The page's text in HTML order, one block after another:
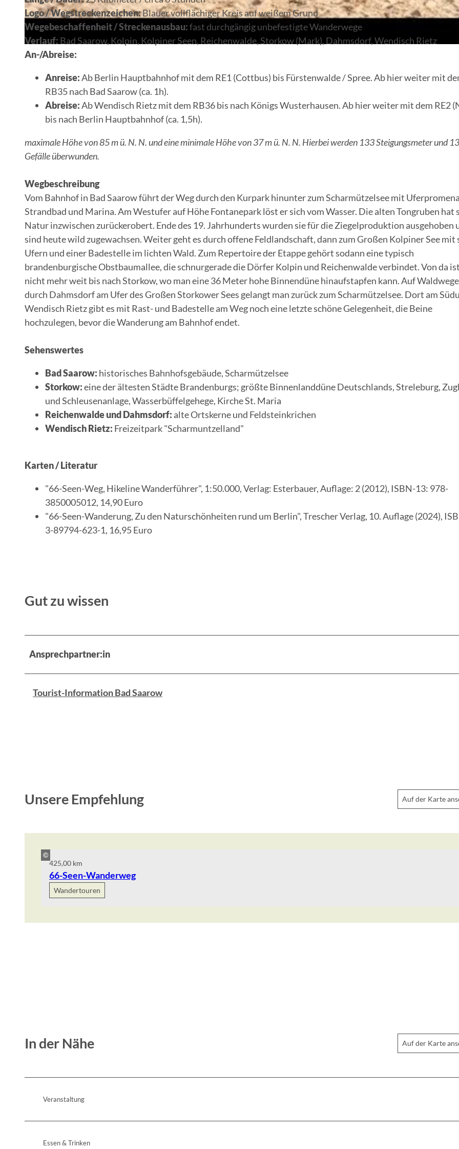
p
i
l
e
n
Logo / Wegstreckenzeichen:Blauer vollflächiger Kreis auf weißem Grund
Wegebeschaffenheit / Streckenausbau:fast durchgängig unbefestigte Wanderwege
Verlauf: Bad Saarow, Kolpin, Kolpiner Seen, Reichenwalde, Storkow (Mark), Dahmsdorf, Wendisch Rietz
An-/Abreise:
Anreise:Ab Berlin Hauptbahnhof mit dem RE1 (Cottbus) bis Fürstenwalde / Spree. Ab hier weiter mit
RB35 nach Bad Saarow (ca. 1h).
Abreise:Ab Wendisch Rietz mit dem RB36 bis nach Königs Wusterhausen. Ab hier weiter mit dem RE2
bis nach Berlin Hauptbahnhof (ca. 1,5h).
maximale Höhe von 85 m ü. N. N. und eine minimale Höhe von 37 m ü. N. N. Hierbei werden 133 Steigungsmeter und
Gefälle überwunden.
Wegbeschreibung
Vom Bahnhof in Bad Saarow führt der Weg durch den Kurpark hinunter zum Scharmützelsee mit
Strandbad und Marina. Am Westufer auf Höhe Fontanepark löst er sich vom Wasser. Die alten Tongruben hat
Natur inzwischen zurückerobert. Ende des 19. Jahrhunderts wurden sie für die Ziegelproduktion ausgehoben
sind heute wild zugewachsen. Weiter geht es durch offene Feldlandschaft, dann zum Großen Kolpiner See mit
Ufern und einer Badestelle im lichten Wald. Zum Repertoire der Etappe gehört sodann eine typisch
brandenburgische Obstbaumallee, die schnurgerade die Dörfer Kolpin und Reichenwalde verbindet. Von da
nicht mehr weit bis nach Storkow, wo man eine 36 Meter hohe Binnendüne hinaufstapfen kann. Auf
durch Dahmsdorf am Ufer des Großen Storkower Sees gelangt man zurück zum Scharmützelsee. Dort am
Wendisch Rietz gibt es mit Rast- und Badestelle am Weg noch eine letzte schöne Gelegenheit, die Beine
hochzulegen, bevor die Wanderung am Bahnhof endet.
Sehenswertes
Bad Saarow: historisches Bahnhofsgebäude, Scharmützelsee
Storkow:eine der ältesten Städte Brandenburgs; größte Binnenlanddüne Deutschlands, Streleburg,
und Schleusenanlage, Wasserbüffelgehege, Kirche St. Maria
Reichenwalde und Dahmsdorf: alte Ortskerne und Feldsteinkrichen
Wendisch Rietz: Freizeitpark "Scharmuntzelland"
Karten / Literatur
"66-Seen-Weg, Hikeline Wanderführer", 1:50.000, Verlag: Esterbauer, Auflage: 2 (2012), ISBN-13: 978-
3850005012, 14,90 Euro
"66-Seen-Wanderung, Zu den Naturschönheiten rund um Berlin", Trescher Verlag, 10. Auflage (2024),
3-89794-623-1, 16,95 Euro
Gut zu wissen
Ansprechpartner:in
Tourist-Information Bad Saarow
Unsere Empfehlung Auf der Karte
©
425,00 km
66-Seen-Wanderweg
Wandertouren
In der Nähe Auf der Karte
Veranstaltung
Essen & Trinken